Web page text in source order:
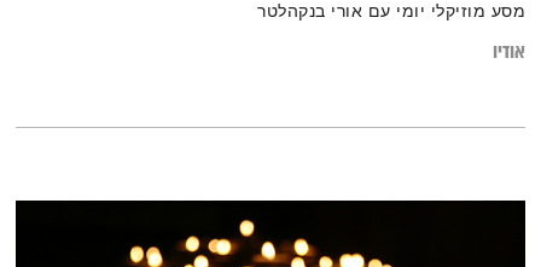
מסע מוזיקלי יומי עם אורי בנקהלטר
אודיו